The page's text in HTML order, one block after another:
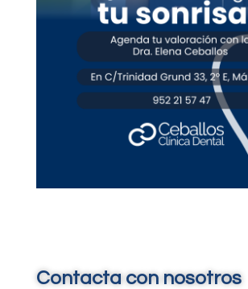
Contacta con nosotros